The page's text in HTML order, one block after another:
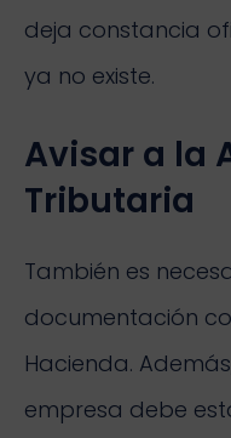
deja constancia
ya no existe.
Avisar a la
Tributaria
También es
documentación
Hacienda.
empresa debe